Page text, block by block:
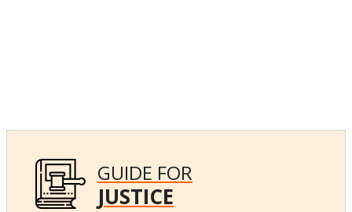
GUIDE FOR
JUSTICE